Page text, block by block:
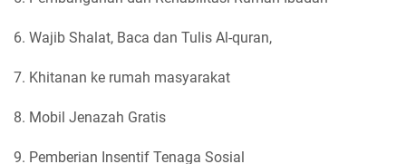
6. Wajib Shalat, Baca dan Tulis Al-quran,
7. Khitanan ke rumah masyarakat
8. Mobil Jenazah Gratis
9. Pemberian Insentif Tenaga Sosial